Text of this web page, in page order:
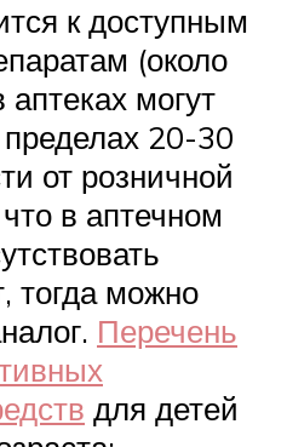
к доступным
(около
могут
20-30
от розничной
в аптечном
тогда можно
Перечень
для детей